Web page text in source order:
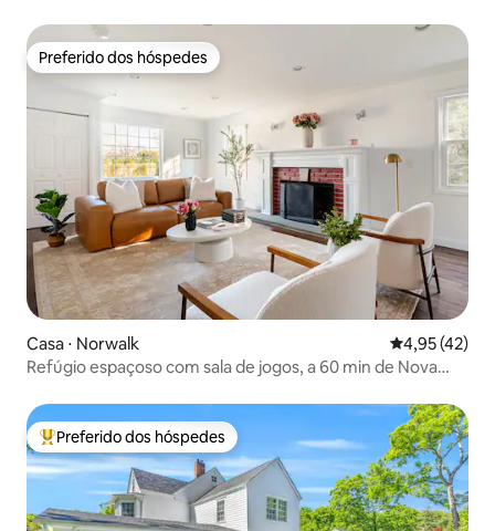
Preferido dos hóspedes
Preferido dos hóspedes
Casa ⋅ Norwalk 4,95 de uma
4,95 (42)
Refúgio espaçoso com sala de jogos, a 60 min de Nova
Entre os melhores preferidos dos hóspedes
Preferido dos hóspedes